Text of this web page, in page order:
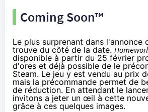
Coming Soon™
Le plus surprenant dans l'annonce
trouve du côté de la date.
disponible à partir du 25 février
d'ores et déjà possible de le
Steam. Le jeu y est vendu au prix
mais la précommande permet de
de réduction. En attendant le
invitons a jeter un œil à cette
grâce à ces quelques images.